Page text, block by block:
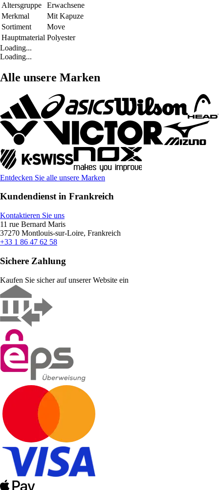
Altersgruppe
Erwachsene
Merkmal
Mit Kapuze
Sortiment
Move
Hauptmaterial Polyester
Loading...
Loading...
Alle unsere Marken
Entdecken Sie alle unsere Marken
Kundendienst in Frankreich
Kontaktieren Sie uns
11 rue Bernard Maris
37270 Montlouis-sur-Loire, Frankreich
+33 1 86 47 62 58
Sichere Zahlung
Kaufen Sie sicher auf unserer Website ein